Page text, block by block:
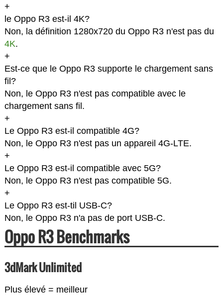
+
le Oppo R3 est-il 4K?
Non, la définition 1280x720 du Oppo R3 n'est pas du
4K.
+
Est-ce que le Oppo R3 supporte le chargement sans
fil?
Non, le Oppo R3 n'est pas compatible avec le
chargement sans fil.
+
Le Oppo R3 est-il compatible 4G?
Non, le Oppo R3 n'est pas un appareil 4G-LTE.
+
Le Oppo R3 est-il compatible avec 5G?
Non, le Oppo R3 n'est pas compatible 5G.
+
Le Oppo R3 est-til USB-C?
Non, le Oppo R3 n'a pas de port USB-C.
Oppo R3 Benchmarks
3dMark Unlimited
Plus élevé = meilleur